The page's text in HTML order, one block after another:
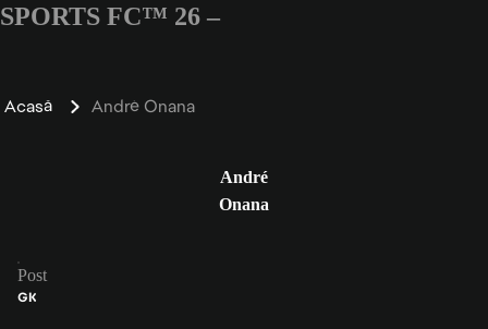
SPORTS FC™ 26 –
Acasă André Onana
André
Onana
Post
GK